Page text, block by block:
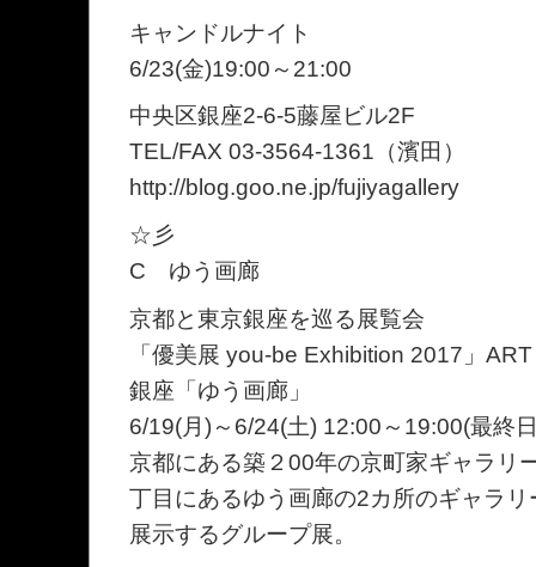
キャンドルナイト
6/23(金)19:00～21:00
中央区銀座2-6-5藤屋ビル2F
TEL/FAX 03-3564-1361（濱田）
http://blog.goo.ne.jp/fujiyagallery
☆彡
C ゆう画廊
京都と東京銀座を巡る展覧会
「優美展 you-be Exhibition 2017」
銀座「ゆう画廊」
6/19(月)～6/24(土) 12:00～19:00(最終
京都にある築２00年の京町家ギャラリ
丁目にあるゆう画廊の2カ所のギャラ
展示するグループ展。